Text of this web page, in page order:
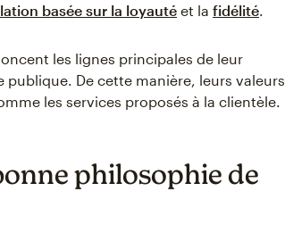
basée sur la loyauté et la fidélité.
les lignes principales de leur
De cette manière, leurs valeurs
les services proposés à la clientèle.
philosophie de